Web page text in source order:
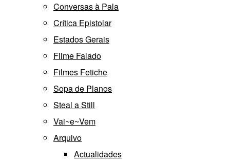
Conversas à Pala
Crítica Epistolar
Estados Gerais
Filme Falado
Filmes Fetiche
Sopa de Planos
Steal a Still
Vai~e~Vem
Arquivo
Actualidades